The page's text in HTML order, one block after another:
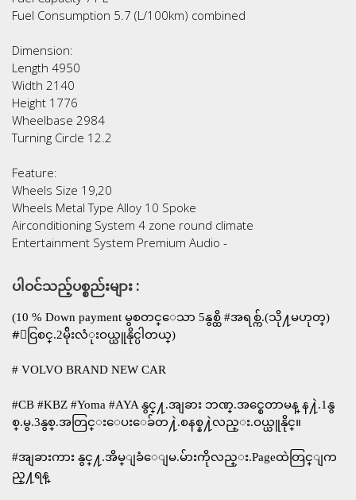
Fuel Consumption 5.7 (L/100km) combined
Dimension:
Length 4950
Width 2140
Height 1776
Wheelbase 2984
Turning Circle 12.2
Feature:
Wheels Size 19,20
Wheels Metal Type Alloy 10 Spoke
Airconditioning System 4 zone round climate
Entertainment System Premium Audio -
ပါဝင်သည့်ပစ္စည်းများ :
(10​ % Down payment မွစတင္ေသာ 5နွစ္ထိ​ #အရစ္က်.(သို႔မဟုတ္)
#ေငြစင္.2မ်ိုးလံုးဝယ္ယူနိုင္ပါတယ္)
# VOLVO BRAND NEW CAR
#CB #KBZ #Yoma #AYA နွင္႔.အျခား ဘဏ္.အင္စေတာမန္ န႔ဲ.​1နွ
စ္.မွ.3​နွစ္.အတြင္း​ေပးေခ်တ႔ဲ.စနစ္န႔ဲလည္း.ဝယ္ယူနိုင္။
#အျခား​ကား​ နွင္႔.​အိမ္ျခံေျမ.မ်ားကိုလည္း.Pageထဲတြင္ျက
ည္႔ရန္